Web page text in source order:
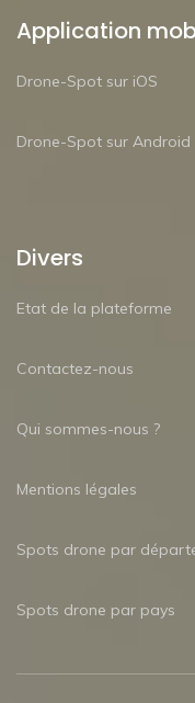
Application
Drone-Spot sur iOS
Drone-Spot sur Android
Divers
Etat de la plateforme
Contactez-nous
Qui sommes-nous ?
Mentions légales
Spots drone par
Spots drone par pays